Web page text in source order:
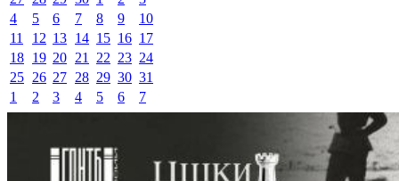
4
5 6 7 8 9
10
11
12 13 14 15 16 17
18 19 20 21 22 23 24
25 26 27 28 29 30 31
1
2 3 4 5 6 7